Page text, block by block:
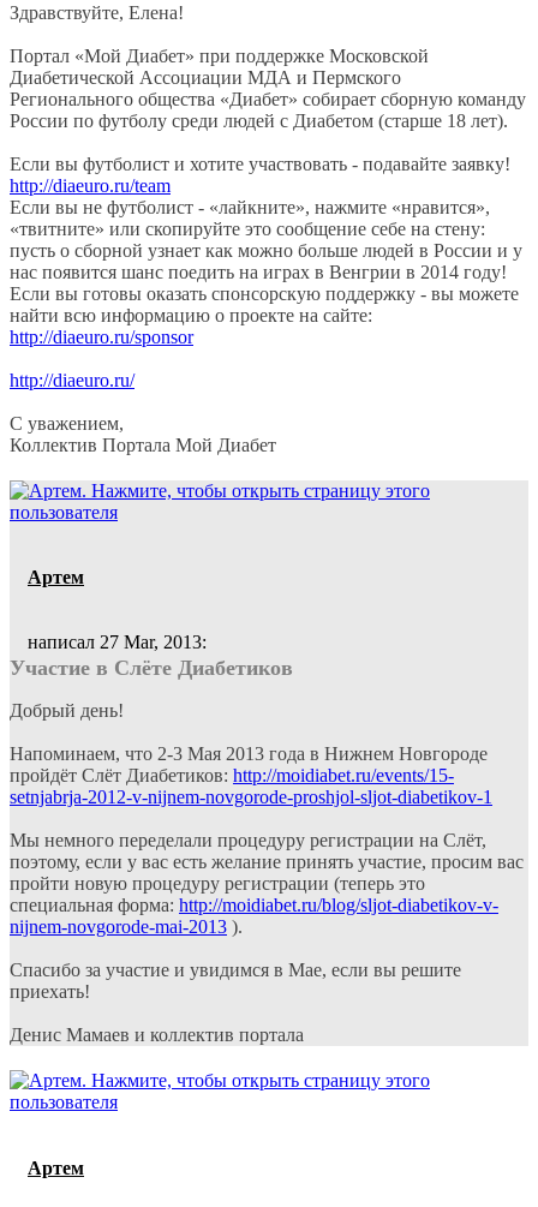
Здравствуйте, Елена!
Портал «Мой Диабет» при поддержке Московской
Диабетической Ассоциации МДА и Пермского
Регионального общества «Диабет» собирает сборную команду
России по футболу среди людей с Диабетом (старше 18 лет).
Если вы футболист и хотите участвовать - подавайте заявку!
http://diaeuro.ru/team
Если вы не футболист - «лайкните», нажмите «нравится»,
«твитните» или скопируйте это сообщение себе на стену:
пусть о сборной узнает как можно больше людей в России и у
нас появится шанс поедить на играх в Венгрии в 2014 году!
Если вы готовы оказать спонсорскую поддержку - вы можете
найти всю информацию о проекте на сайте:
http://diaeuro.ru/sponsor
http://diaeuro.ru/
С уважением,
Коллектив Портала Мой Диабет
Артем
написал 27 Mar, 2013:
Участие в Слёте Диабетиков
Добрый день!
Напоминаем, что 2-3 Мая 2013 года в Нижнем Новгороде
пройдёт Слёт Диабетиков: http://moidiabet.ru/events/15-
setnjabrja-2012-v-nijnem-novgorode-proshjol-sljot-diabetikov-1
Мы немного переделали процедуру регистрации на Слёт,
поэтому, если у вас есть желание принять участие, просим вас
пройти новую процедуру регистрации (теперь это
специальная форма: http://moidiabet.ru/blog/sljot-diabetikov-v-
nijnem-novgorode-mai-2013 ).
Спасибо за участие и увидимся в Мае, если вы решите
приехать!
Денис Мамаев и коллектив портала
Артем